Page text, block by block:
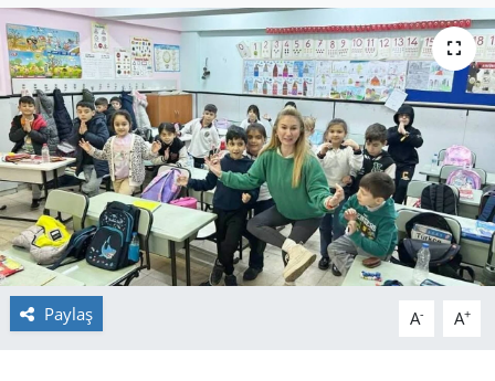
Paylaş A- A+
KÜLTÜR SANAT
MAGAZİN
POLİTİKA
RESMİ İLANLAR
SAĞLIK
SİYASET